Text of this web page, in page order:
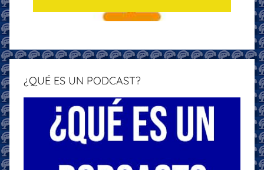
¿QUÉ ES UN PODCAST?